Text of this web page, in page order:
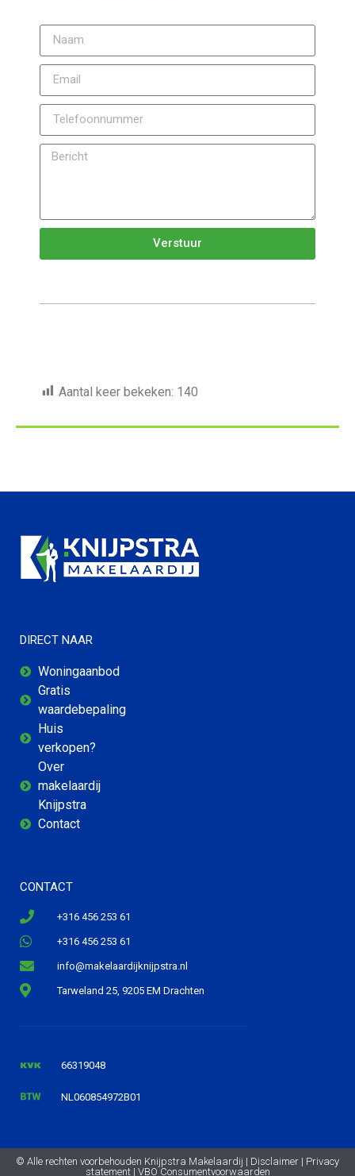
Verstuur
Aantal keer bekeken: 140
DIRECT NAAR
Woningaanbod
Gratis
waardebepaling
Huis
verkopen?
Over
makelaardij
Knijpstra
Contact
CONTACT
+316 456 253 61
+316 456 253 61
info@makelaardijknijpstra.nl
Tarweland 25, 9205 EM Drachten
66319048
NL060854972B01
© Alle rechten voorbehouden Knijpstra Makelaardij | Disclaimer | Privacy
statement| VBO Consumentvoorwaarden